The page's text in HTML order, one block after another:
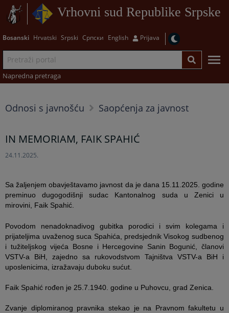
Vrhovni sud Republike Srpske
Bosanski Hrvatski Srpski Српски English Prijava
Napredna pretraga
Odnosi s javnošću Saopćenja za javnost
IN MEMORIAM, FAIK SPAHIĆ
24.11.2025.
Sa žaljenjem obavještavamo javnost da je dana 15.11.2025. godine
preminuo dugogodišnji sudac Kantonalnog suda u Zenici u
mirovini, Faik Spahić.
Povodom nenadoknadivog gubitka porodici i svim kolegama i
prijateljima uvaženog suca Spahića, predsjednik Visokog sudbenog
i tužiteljskog vijeća Bosne i Hercegovine Sanin Bogunić, članovi
VSTV-a BiH, zajedno sa rukovodstvom Tajništva VSTV-a BiH i
uposlenicima, izražavaju duboku sućut.
Faik Spahić rođen je 25.7.1940. godine u Puhovcu, grad Zenica.
Zvanje diplomiranog pravnika stekao je na Pravnom fakultetu u